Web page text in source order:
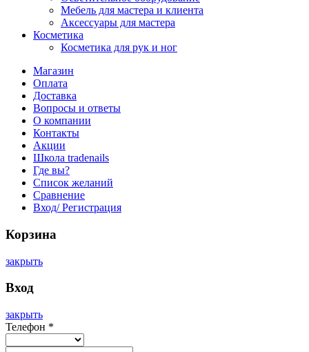
Мебель для мастера и клиента
Аксессуары для мастера
Косметика
Косметика для рук и ног
Магазин
Оплата
Доставка
Вопросы и ответы
О компании
Контакты
Акции
Школа tradenails
Где вы?
Список желаний
Сравнение
Вход/ Регистрация
Корзина
закрыть
Вход
закрыть
Телефон *